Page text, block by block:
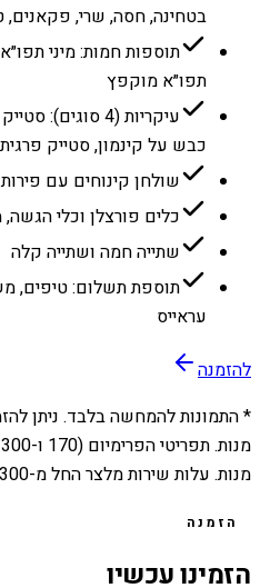
בטחינה, חסה, שרי, פקאנים,
תוספות חמות: מיני
תפו״א מוקפץ
עיקריות (4
כבש על קינמון, סטייק
שולחן קינוחים עם
כלים פורצלן וכלי
שתייה חמה ושתייה קלה
תוספת תשלום: טיפים,
עראייס
להזמנה
* התמונות להמחשה בלבד. ניתן
מנות. עלות שירות מלצר החל מ-300 ש״ח.
הזמנה
הזמינו עכשיו